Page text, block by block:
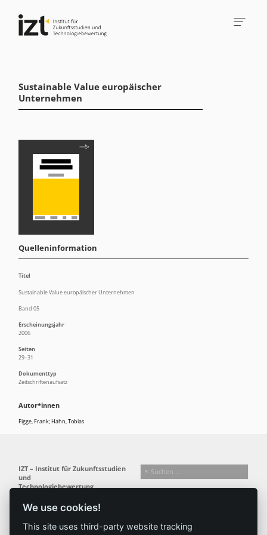
Sustainable Value europäischer
Unternehmen
Autor*innen
Figge, Frank; Hahn, Tobias
Quelleninformation
Titel
Sustainable Value europäischer Unternehmen
Band 05
Erscheinungsjahr
2006
Seiten
29–31
Dokumenttyp
Zeitschriftenaufsatz
We use cookies!
This site uses third-party website tracking
IZT – Institut für Zukunftsstudien
und
Technologiebewertung
Busseallee 1 · 14163 Berlin
info@izt.de| www.izt.de